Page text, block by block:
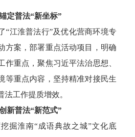
定普法“新坐标”
淮普法行”及优化营商环境专
方案，部署重点活动项目，明确
作重点，聚焦习近平法治思想、
等重点内容，坚持精准对接民生
法工作提质增效。
新普法“新范式”
淮南“成语典故之城”文化底